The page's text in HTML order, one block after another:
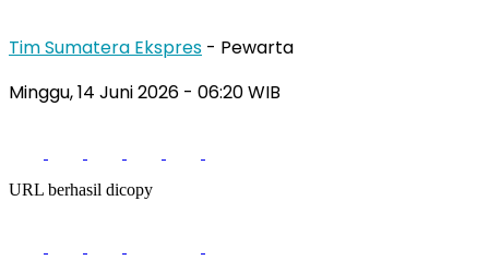
Tim Sumatera Ekspres - Pewarta
Minggu, 14 Juni 2026 - 06:20 WIB
URL berhasil dicopy